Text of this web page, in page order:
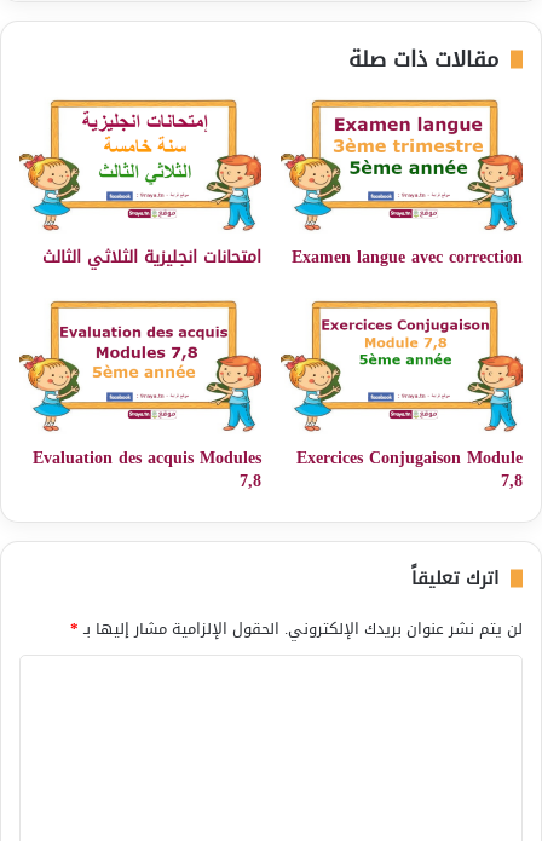
مقالات ذات صلة
Examen langue avec correction امتحانات انجليزية الثلاثي الثالث
Exercices Conjugaison Module
7,8
Evaluation des acquis Modules
7,8
اترك تعليقاً
لن يتم نشر عنوان بريدك الإلكتروني. الحقول الإلزامية مشار إليها بـ*